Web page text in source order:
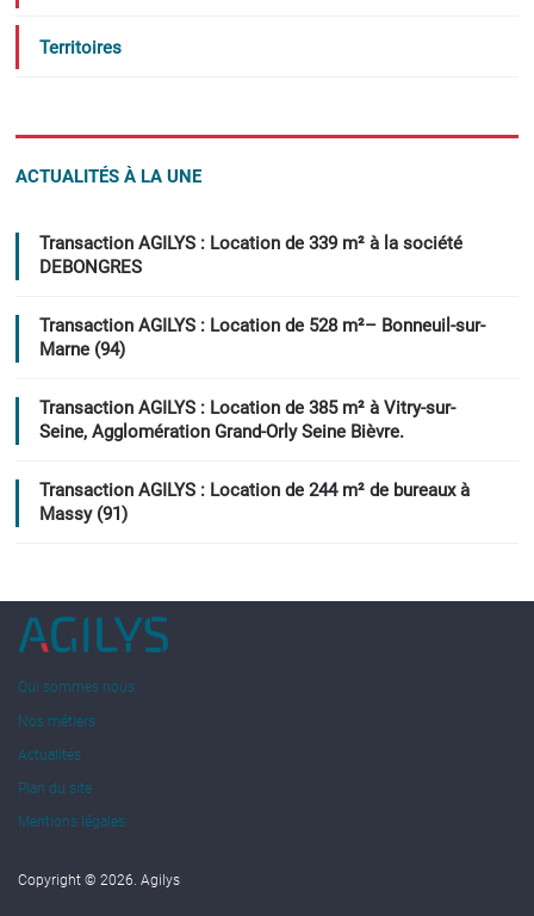
Territoires
ACTUALITÉS À LA UNE
Transaction AGILYS : Location de 339 m² à la société
DEBONGRES
Transaction AGILYS : Location de 528 m²– Bonneuil-sur-
Marne (94)
Transaction AGILYS : Location de 385 m² à Vitry-sur-
Seine, Agglomération Grand-Orly Seine Bièvre.
Transaction AGILYS : Location de 244 m² de bureaux à
Massy (91)
Qui sommes nous
Nos métiers
Actualités
Plan du site
Mentions légales
Copyright © 2026. Agilys